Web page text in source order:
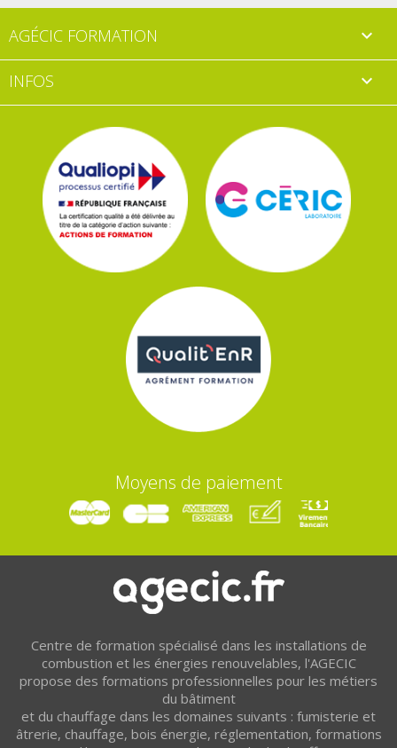
AGÉCIC FORMATION 
INFOS 
Moyens de paiement
Centre de formation spécialisé dans les installations de
combustion et les énergies renouvelables, l'AGECIC
propose des formations professionnelles pour les métiers
du bâtiment
et du chauffage dans les domaines suivants : fumisterie et
âtrerie, chauffage, bois énergie, réglementation, formations